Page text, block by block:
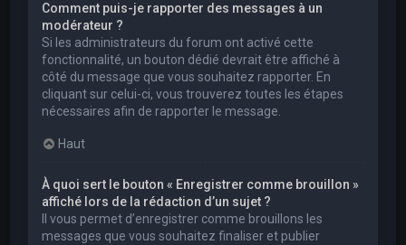
Comment puis-je rapporter des messages à un
modérateur ?
Si les administrateurs du forum ont activé cette
fonctionnalité, un bouton dédié devrait être affiché à
côté du message que vous souhaitez rapporter. En
cliquant sur celui-ci, vous trouverez toutes les étapes
nécessaires afin de rapporter le message.
Haut
À quoi sert le bouton « Enregistrer comme brouillon »
affiché lors de la rédaction d’un sujet ?
Il vous permet d’enregistrer comme brouillons les
messages que vous souhaitez finaliser et publier